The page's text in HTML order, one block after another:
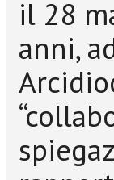
il 28
anni,